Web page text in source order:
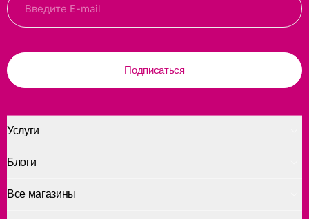
Подписаться
Услуги
Блоги
Все магазины